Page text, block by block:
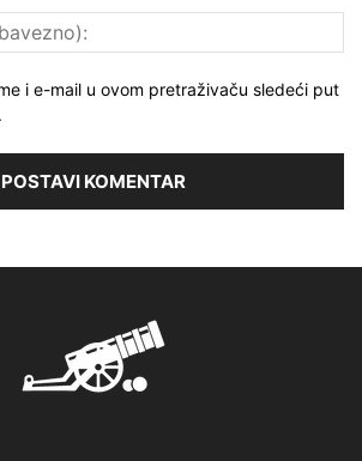
i e-mail u ovom pretraživaču sledeći put